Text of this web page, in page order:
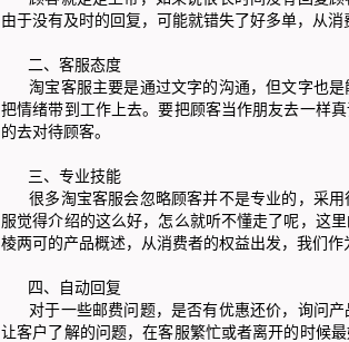
由于没有及时的回复，可能就错失了好多单，从
二、客服态度
淘宝客服主要是通过文字的沟通，但文字也是
把情绪带到工作上去。要把顾客当作朋友去一样
的去对待顾客。
三、专业技能
很多淘宝客服会忽略顾客并不是专业的，采用
服觉得介绍的这么好，怎么就听不懂走了呢，这
棱两可的产品概述，从消费者的权益出发，我们
四、自动回复
对于一些邮费问题，是否有优惠还价，询问产
让客户了解的问题，在客服繁忙或者离开的时候